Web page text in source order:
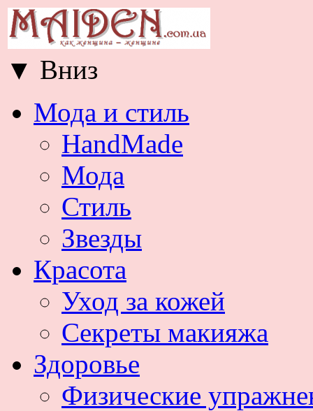
▼ Вниз
Мода и стиль
HandMade
Мода
Стиль
Звезды
Красота
Уход за кожей
Секреты макияжа
Здоровье
Физические